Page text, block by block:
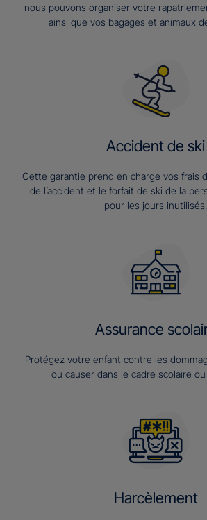
nous pouvons organiser votre
ainsi que vos bagages et animaux
Accident de ski
Cette garantie prend en charge vos frais
de l’accident et le forfait de ski de la
pour les jours inutilisés.
Assurance
Protégez votre enfant contre les
ou causer dans le cadre scolaire
Harcèlement